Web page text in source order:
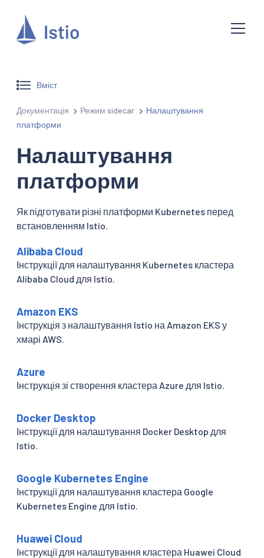
Вміст
Документація Режим sidecar
Налаштування
платформи
Налаштування
платформи
Як підготувати різні платформи Kubernetes перед
встановленням Istio.
Alibaba Cloud
Інструкції для налаштування Kubernetes кластера
Alibaba Cloud для Istio.
Amazon EKS
Інструкція з налаштування Istio на Amazon EKS у
хмарі AWS.
Azure
Інструкція зі створення кластера Azure для Istio.
Docker Desktop
Інструкції для налаштування Docker Desktop для
Istio.
Google Kubernetes Engine
Інструкції для налаштування кластера Google
Kubernetes Engine для Istio.
Huawei Cloud
Інструкції для налаштування кластера Huawei Cloud